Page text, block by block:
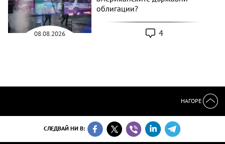
08.08.2026
облигации?
4
НАГОРЕ
СЛЕДВАЙ НИ В: